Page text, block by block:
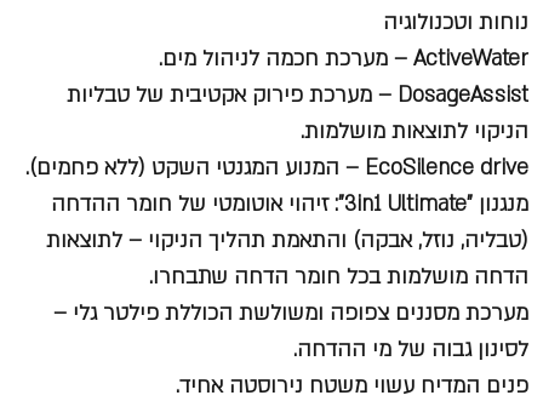
נוחות וטכנולוגיה
ActiveWater – מערכת חכמה לניהול מים.
DosageAssist – מערכת פירוק אקטיבית של טבליות
הניקוי לתוצאות מושלמות.
EcoSilence drive – המנוע המגנטי השקט (ללא פחמים).
מנגנון "3in1 Ultimate": זיהוי אוטומטי של חומר ההדחה
(טבליה, נוזל, אבקה) והתאמת תהליך הניקוי – לתוצאות
הדחה מושלמות בכל חומר הדחה שתבחרו.
מערכת מסננים צפופה ומשולשת הכוללת פילטר גלי –
לסינון גבוה של מי ההדחה.
פנים המדיח עשוי משטח נירוסטה אחיד.